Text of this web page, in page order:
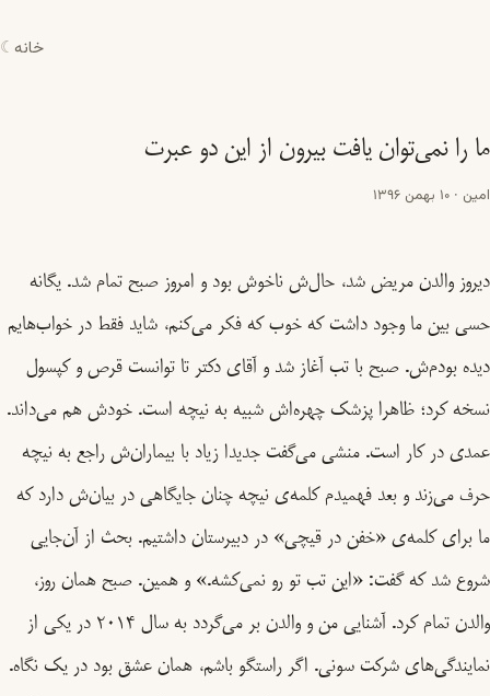
خانه ☾
ما را نمی‌توان یافت بیرون از این دو عبرت
امین · 10 بهمن 1396
دیروز والدن مریض شد، حال‌ش ناخوش بود و امروز صبح تمام شد. یگانه
حسی بین ما وجود داشت که خوب که فکر می‌کنم، شاید فقط در خواب‌هایم
دیده بودم‌ش. صبح با تب آغاز شد و آقای دکتر تا توانست قرص و کپسول
نسخه کرد؛ ظاهرا پزشک چهره‌اش شبیه به نیچه است. خودش هم می‌داند.
عمدی در کار است. منشی می‌گفت جدیدا زیاد با بیماران‌ش راجع به نیچه
حرف می‌زند و بعد فهمیدم کلمه‌ی نیچه چنان جایگاهی در بیان‌ش دارد که
ما برای کلمه‌ی «خفن در قیچی» در دبیرستان داشتیم. بحث از آن‌جایی
شروع شد که گفت: «این تب تو رو نمی‌کشه.» و همین. صبح همان روز،
والدن تمام کرد. آشنایی من و والدن بر می‌گردد به سال ۲۰۱۴ در یکی از
نمایندگی‌های شرکت سونی. اگر راستگو باشم، همان عشق بود در یک نگاه.